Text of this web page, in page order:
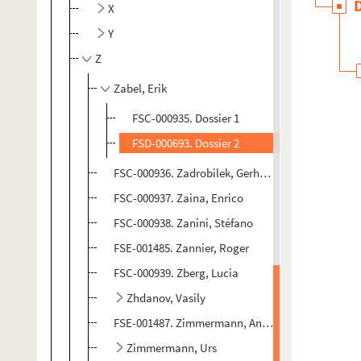
X
Y
Z
Zabel, Erik
FSC-000935. Dossier 1
FSD-000693. Dossier 2
FSC-000936. Zadrobilek, Gerhard
FSC-000937. Zaina, Enrico
FSC-000938. Zanini, Stéfano
FSE-001485. Zannier, Roger
FSC-000939. Zberg, Lucia
Zhdanov, Vasily
FSE-001487. Zimmermann, André
Zimmermann, Urs